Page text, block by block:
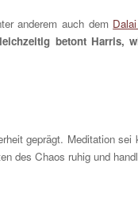
anderem auch dem
betont Harris,
geprägt. Meditation
des Chaos ruhig und